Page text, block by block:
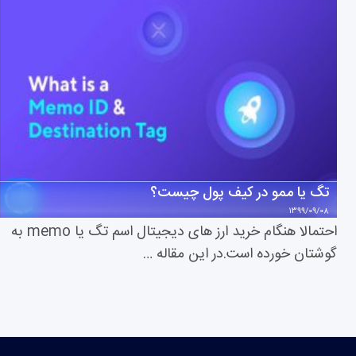
تگ یا ممو در کیف پول چیست؟
1399/09/08
احتمالا هنگام خرید ارز های دیجیتال اسم تگ یا memo به
گوشتان خورده است.در این مقاله …